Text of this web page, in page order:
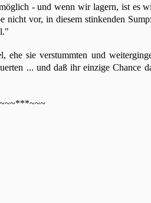
- und wenn wir lagern, ist es
nicht vor, in diesem stinkenden
ehe sie verstummten und
... und daß ihr einzige Chance
~~~***~~~